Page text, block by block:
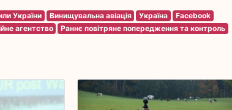
України Винищувальна авіація Україна
Facebook
агентство
Раннє повітряне попередження та контроль